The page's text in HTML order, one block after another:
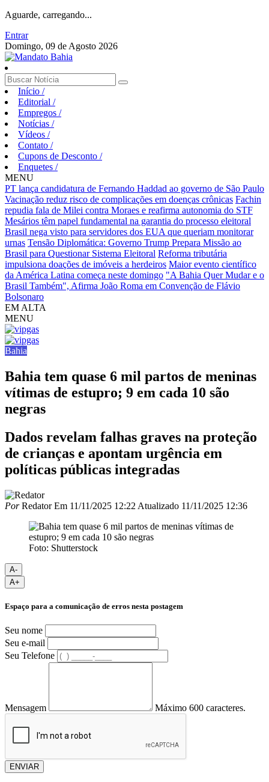
Aguarde, carregando...
Entrar
Domingo, 09 de Agosto 2026
Início /
Editorial /
Empregos /
Notícias /
Vídeos /
Contato /
Cupons de Desconto /
Enquetes /
MENU
PT lança candidatura de Fernando Haddad ao governo de São Paulo
Vacinação reduz risco de complicações em doenças crônicas Fachin
repudia fala de Milei contra Moraes e reafirma autonomia do STF
Mesários têm papel fundamental na garantia do processo eleitoral
Brasil nega visto para servidores dos EUA que queriam monitorar
urnas Tensão Diplomática: Governo Trump Prepara Missão ao
Brasil para Questionar Sistema Eleitoral Reforma tributária
impulsiona doações de imóveis a herdeiros Maior evento científico
da América Latina começa neste domingo "A Bahia Quer Mudar e o
Brasil Também", Afirma João Roma em Convenção de Flávio
Bolsonaro
EM ALTA
MENU
Bahia
Bahia tem quase 6 mil partos de meninas
vítimas de estupro; 9 em cada 10 são
negras
Dados revelam falhas graves na proteção
de crianças e apontam urgência em
políticas públicas integradas
PorRedator Em 11/11/2025 12:22 Atualizado 11/11/2025 12:36
Foto: Shutterstock
A-
A+
Espaço para a comunicação de erros nesta postagem
Seu nome
Seu e-mail
Seu Telefone
Mensagem Máximo 600 caracteres.
ENVIAR